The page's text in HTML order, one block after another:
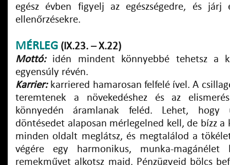
egész évben figyelj az egészségedre, és járj
ellenőrzésekre.
MÉRLEG (IX.23. – X.22)
Mottó:idén mindent könnyebbé tehetsz a
egyensúly révén.
Karrier:karriered hamarosan felfelé ível. A
teremtenek a növekedéshez és az
könnyedén áramlanak feléd. Lehet, hogy
döntésedet alaposan mérlegelned kell, de bízz a
minden oldalt meglátsz, és megtalálod a
végére egy harmonikus, munka-magánélet
remekművet alkotsz majd. Pénzügyeid bölcs